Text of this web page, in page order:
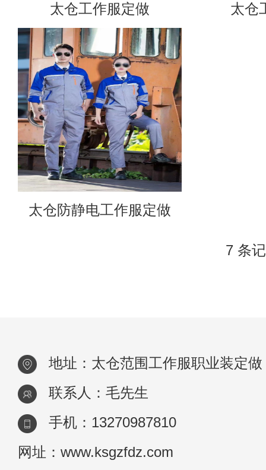
太仓工作服定做 太仓
太仓防静电工作服定做
7 条
地址：太仓范围工作服职业装定做
联系人：毛先生
手机：13270987810
网址：www.ksgzfdz.com